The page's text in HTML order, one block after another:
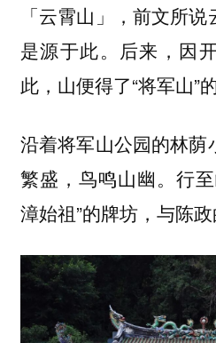
「云霄山」，前文所
是源于此。后来，因
此，山便得了“将军山”
沿着将军山公园的林荫
繁盛，鸟鸣山幽。行
漳始祖”的牌坊，与陈政